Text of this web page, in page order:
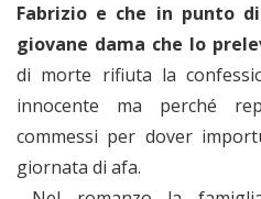
Fabrizio e che in punto
giovane dama che lo
di morte rifiuta la
innocente ma perché
commessi per dover
giornata di afa.